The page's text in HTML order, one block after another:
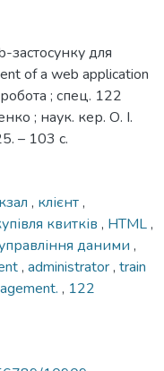
для
of a web application
; спец. 122
; наук. кер. О. І.
– 103 с.
, клієнт,
квитків , HTML,
даними ,
, administrator, train
, 122